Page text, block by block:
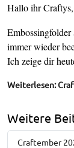
Hallo ihr Craftys,
Embossingfolder
immer wieder
Ich zeige dir
Weiterlesen:
Weitere
Craftember